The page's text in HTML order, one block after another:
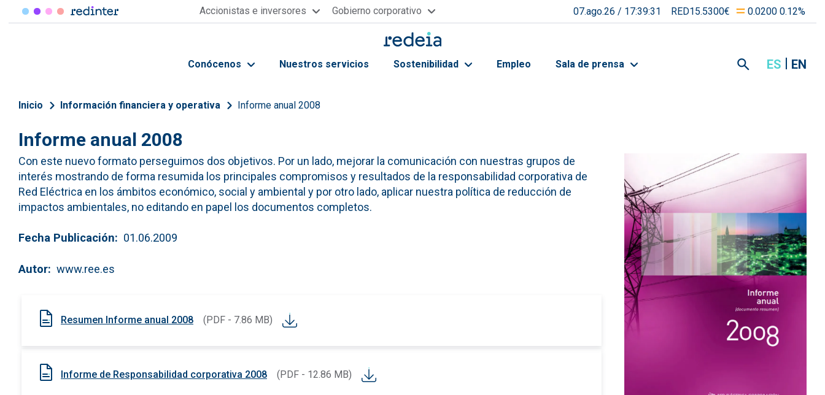
Pasar al contenido principal Accionistas e inversores Gobierno corporativo 07.ago.26 / 17:39:31 RED15.5300€ 0.0200 0.12%
Conócenos Nuestros servicios Sostenibilidad Empleo Sala de prensa ES EN
Sobrescribir enlaces de ayuda a la navegación
Inicio Información financiera y operativa Informe anual 2008
Informe anual 2008
Con este nuevo formato perseguimos dos objetivos. Por un lado, mejorar la comunicación con nuestras grupos de
interés mostrando de forma resumida los principales compromisos y resultados de la responsabilidad corporativa de
Red Eléctrica en los ámbitos económico, social y ambiental y por otro lado, aplicar nuestra política de reducción de
impactos ambientales, no editando en papel los documentos completos.
Fecha Publicación 01.06.2009
Autor www.ree.es
Resumen Informe anual 2008 (PDF - 7.86 MB)
Informe de Responsabilidad corporativa 2008 (PDF - 12.86 MB)